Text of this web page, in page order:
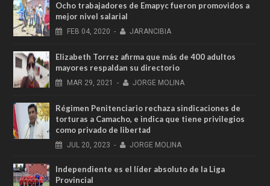
Ocho trabajadores de Emapyc fueron promovidos a
mejor nivel salarial
FEB 04, 2020 - JARANCIBIA
Elizabeth Torrez afirma que más de 400 adultos
mayores respaldan su directorio
MAR 29, 2021 - JORGE MOLINA
Régimen Penitenciario rechaza sindicaciones de
torturas a Camacho, e indica que tiene privilegios
como privado de libertad
JUL 20, 2023 - JORGE MOLINA
Independiente es el líder absoluto de la Liga
Provincial